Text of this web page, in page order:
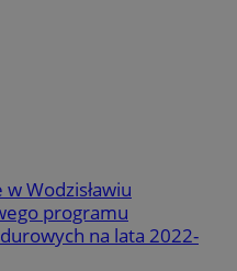
Wodzisławiu
programu
na lata 2022-